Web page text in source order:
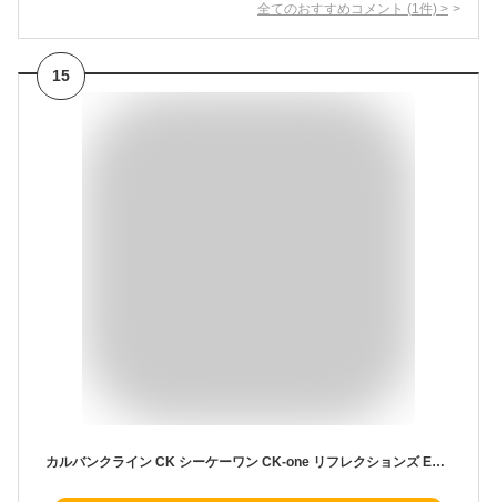
全てのおすすめコメント (1 件) >
15
カルバンクライン CK シーケーワン CK-one リフレクションズ EDT 100ml CK one 夏 サマー 限定